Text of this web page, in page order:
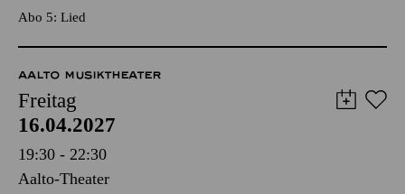
AALTO MUSIKTHEATER
Freitag
16.04.2027
19:30 - 22:30
Aalto-Theater
ANYTHING GOES